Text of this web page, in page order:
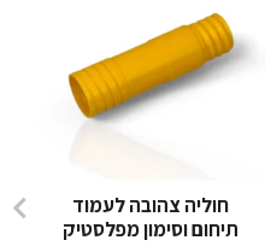
חוליה צהובה לעמוד
תיחום וסימון מפלסטיק